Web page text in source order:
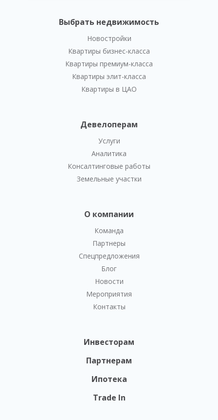
Выбрать недвижимость
Новостройки
Квартиры бизнес-класса
Квартиры премиум-класса
Квартиры элит-класса
Квартиры в ЦАО
Девелоперам
Услуги
Аналитика
Консалтинговые работы
Земельные участки
О компании
Команда
Партнеры
Спецпредложения
Блог
Новости
Мероприятия
Контакты
Инвесторам
Партнерам
Ипотека
Trade In